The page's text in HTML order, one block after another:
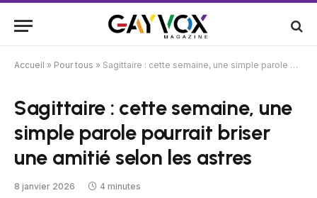
Accueil » Pour tous » Sagittaire : cette semaine, une simple parole pourrait briser une amitié selon les astres
Sagittaire : cette semaine, une
simple parole pourrait briser
une amitié selon les astres
8 janvier 2026 4 minutes